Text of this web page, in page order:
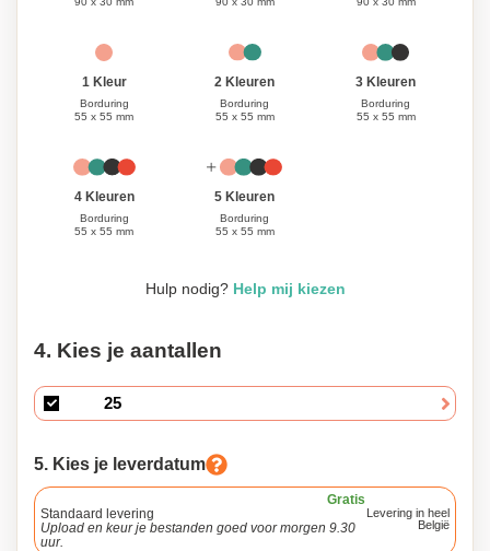
1 Kleur
Borduring
55 x 55 mm
2 Kleuren
Borduring
55 x 55 mm
3 Kleuren
Borduring
55 x 55 mm
4 Kleuren
Borduring
55 x 55 mm
5 Kleuren
Borduring
55 x 55 mm
Hulp nodig? Help mij kiezen
4. Kies je aantallen
5. Kies je leverdatum
Gratis
Standaard levering
Upload en keur je bestanden goed voor morgen 9.30
uur.
Levering in heel
België